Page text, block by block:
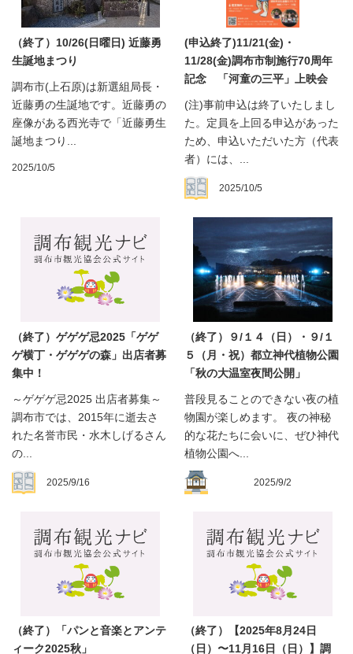
（終了）10/26(日曜日) 近藤勇
生誕地まつり
調布市(上石原)は新選組局長・
近藤勇の生誕地です。近藤勇の
座像がある西光寺で「近藤勇生
誕地まつり...
2025/10/5
(申込終了)11/21(金)・
11/28(金)調布市制施行70周年
記念 「河童の三平」上映会
(注)事前申込は終了いたしまし
た。定員を上回る申込があった
ため、申込いただいた方（代表
者）には、...
2025/10/5
（終了）ゲゲゲ忌2025「ゲゲ
ゲ横丁・ゲゲゲの森」出店者募
集中！
～ゲゲゲ忌2025 出店者募集～
調布市では、2015年に逝去さ
れた名誉市民・水木しげるさん
の...
2025/9/16
（終了）９/１４（日）・９/１
５（月・祝）都立神代植物公園
「秋の大温室夜間公開」
普段見ることのできない夜の植
物園が楽しめます。 夜の神秘
的な花たちに会いに、ぜひ神代
植物公園へ...
2025/9/2
（終了）「パンと音楽とアンテ
ィーク2025秋」
（終了）【2025年8月24日
（日）〜11月16日（日）】調